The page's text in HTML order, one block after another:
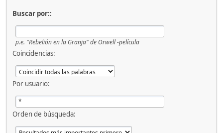
Buscar por::
p.e. "Rebelión en la Granja" de Orwell -película
Coincidencias:
Por usuario:
Orden de búsqueda: